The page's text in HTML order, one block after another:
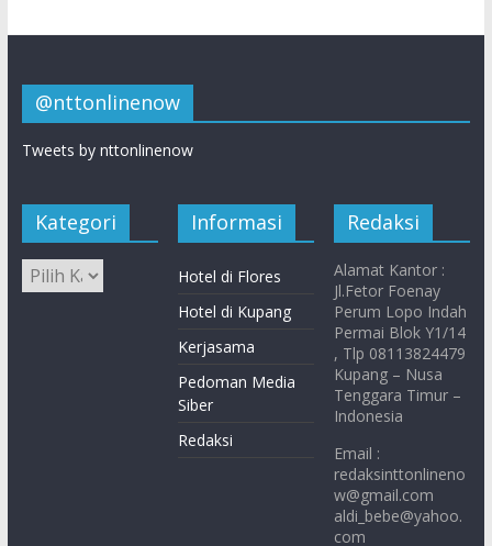
@nttonlinenow
Tweets by nttonlinenow
Kategori Informasi
Hotel di Flores
Hotel di Kupang
Kerjasama
Pedoman Media
Siber
Redaksi
Redaksi
Alamat Kantor :
Jl.Fetor Foenay
Perum Lopo Indah
Permai Blok Y1/14
, Tlp 08113824479
Kupang – Nusa
Tenggara Timur –
Indonesia
Email :
redaksinttonlineno
w@gmail.com
aldi_bebe@yahoo.
com